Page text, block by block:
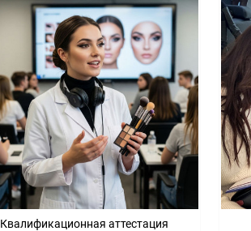
Квалификационная аттестация